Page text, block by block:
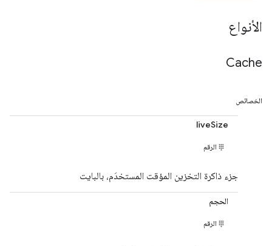
الأنواع
Cache
الخصائص
liveSize
الرقم
جزء ذاكرة التخزين المؤقت المستخدَم، بالبايت
الحجم
الرقم